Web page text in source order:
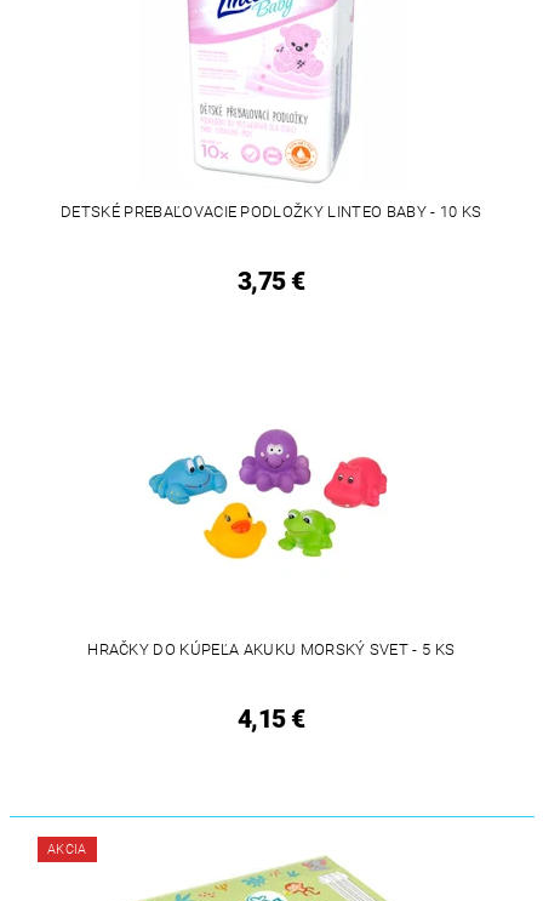
DETSKÉ PREBAĽOVACIE PODLOŽKY LINTEO BABY - 10 KS
3,75 €
HRAČKY DO KÚPEĽA AKUKU MORSKÝ SVET - 5 KS
4,15 €
AKCIA